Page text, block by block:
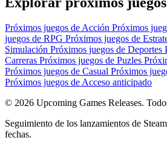
Próximos juegos de Acción Próximos
juegos de RPG Próximos juegos de
Simulación Próximos juegos de Deportes
Carreras Próximos juegos de Puzles
Próximos juegos de Casual Próximos
Próximos juegos de Acceso anticipado
© 2026 Upcoming Games Releases.
Seguimiento de los lanzamientos de
fechas.